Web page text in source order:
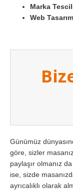
Marka
Web
Günümüz
göre, sizler
paylaşır olmanız
ise, sizde
ayrıcalıklı olarak